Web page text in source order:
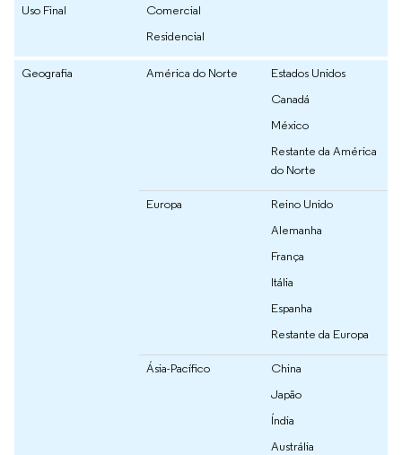
Uso Final
Comercial
Residencial
Geografia América do Norte
Estados Unidos
Canadá
México
Restante da América
do Norte
Europa
Reino Unido
Alemanha
França
Itália
Espanha
Restante da Europa
Ásia-Pacífico
China
Japão
Índia
Austrália